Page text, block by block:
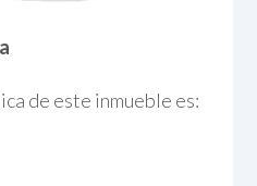
de este inmueble es: